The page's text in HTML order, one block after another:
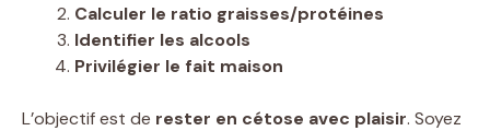
Calculer le ratio graisses/protéines
Identifier les alcools
Privilégier le fait maison
L’objectif est de rester en cétose avec plaisir. Soyez